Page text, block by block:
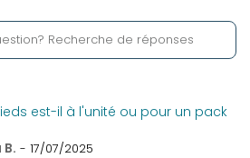
est-il à l'unité ou pour un pack
- 17/07/2025